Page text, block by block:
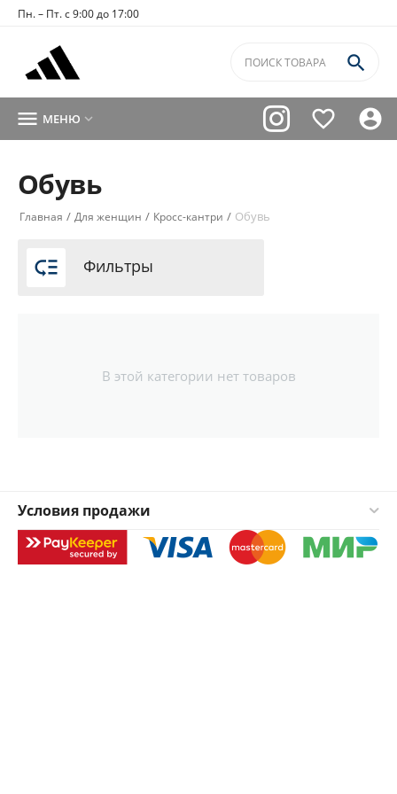
Пн. – Пт. с 9:00 до 17:00



 МЕНЮ 
Обувь
Главная / Для женщин / Кросс-кантри / Обувь
 Фильтры
В этой категории нет товаров
Условия продажи